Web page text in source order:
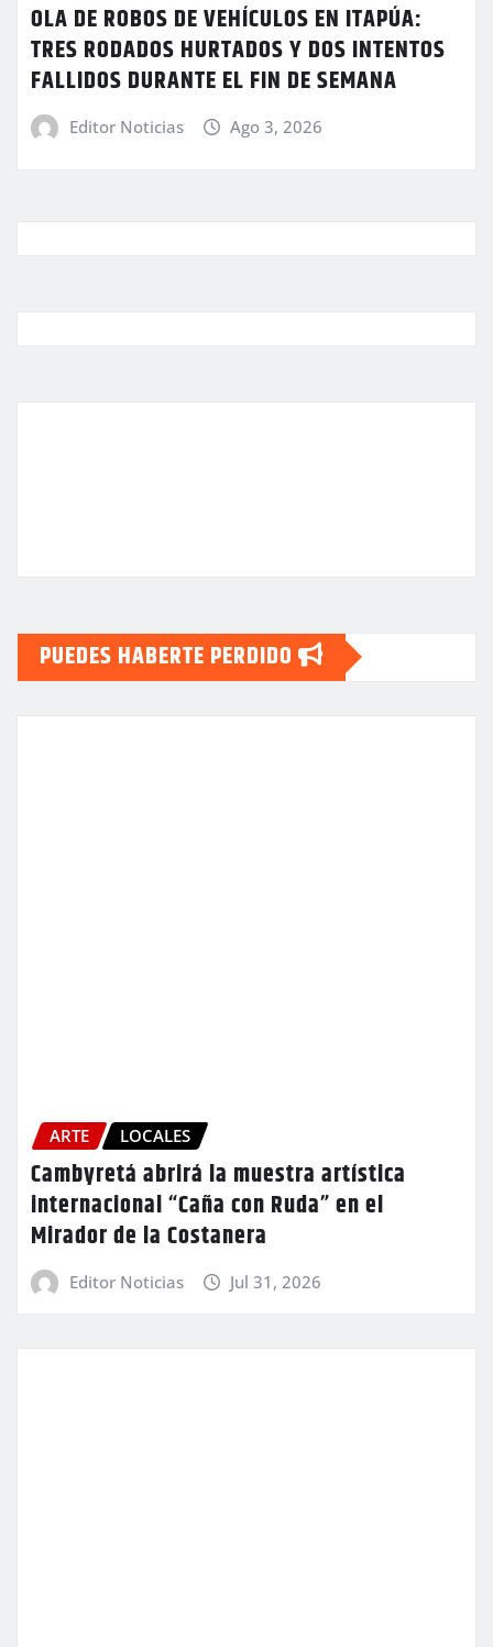
OLA DE ROBOS DE VEHÍCULOS EN ITAPÚA:
TRES RODADOS HURTADOS Y DOS INTENTOS
FALLIDOS DURANTE EL FIN DE SEMANA
Editor Noticias Ago 3, 2026
PUEDES HABERTE PERDIDO
ARTE LOCALES
Cambyretá abrirá la muestra artística
internacional “Caña con Ruda” en el
Mirador de la Costanera
Editor Noticias Jul 31, 2026